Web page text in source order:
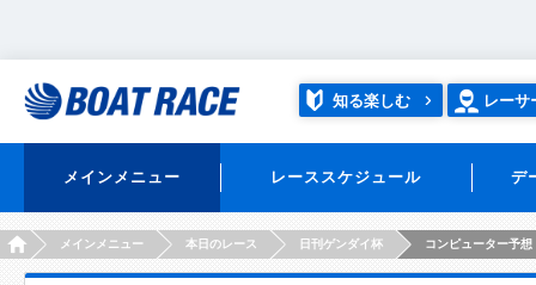
知る楽しむ レーサ
メインメニュー レーススケジュール デ
HOMEメインメニュー 本日のレース 日刊ゲンダイ杯 コンピューター予想